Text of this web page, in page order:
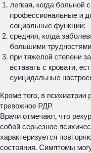
легкая, когда больной
профессиональные и
социальные функции;
средняя, когда
большими
при тяжелой степени
вставать с кровати,
суицидальные
Кроме того, в
тревожное РДР.
Врачи отмечают, что
собой серьезное
характеризуется
состояния. Симптомы